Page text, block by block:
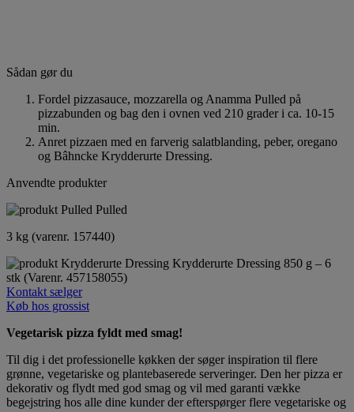
Sådan gør du
Fordel pizzasauce, mozzarella og Anamma Pulled på
pizzabunden og bag den i ovnen ved 210 grader i ca. 10-15
min.
Anret pizzaen med en farverig salatblanding, peber, oregano
og Bâhncke Krydderurte Dressing.
Anvendte produkter
Pulled
3 kg (varenr. 157440)
Krydderurte Dressing 850 g – 6
stk (Varenr. 457158055)
Kontakt sælger
Køb hos grossist
Vegetarisk pizza fyldt med smag!
Til dig i det professionelle køkken der søger inspiration til flere
grønne, vegetariske og plantebaserede serveringer. Den her pizza er
dekorativ og flydt med god smag og vil med garanti vække
begejstring hos alle dine kunder der efterspørger flere vegetariske og